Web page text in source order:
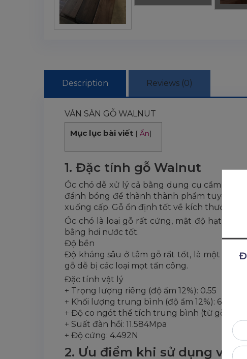
Description Reviews (0)
VÁN SÀN GỖ WALNUT
Mục lục bài viết [ Ẩn]
1. Đặc tính gỗ Walnut
Óc chó dễ xử lý cả bằng dụng cụ cầm tay
đánh bóng để thành thành phẩm tuyệt
xuống cấp. Gỗ ổn định tốt về kích thước..
Óc chó là loại gỗ rất cứng, mật độ hạt gỗ
bằng hơi nước tốt.
Độ bền
Độ kháng sâu ở tâm gỗ rất tốt, là một
gỗ dễ bị các loại mọt tấn công.
Đặc tính vật lý
+ Trọng lượng riêng (độ ẩm 12%): 0.55
+ Khối lượng trung bình (độ ẩm 12%): 609kg/
+ Độ co ngót thể tích trung bình (từ gỗ tươi
+ Suất đàn hồi: 11.584Mpa
+ Độ cứng: 4.492N
2. Ưu điểm khi sử dụng ván